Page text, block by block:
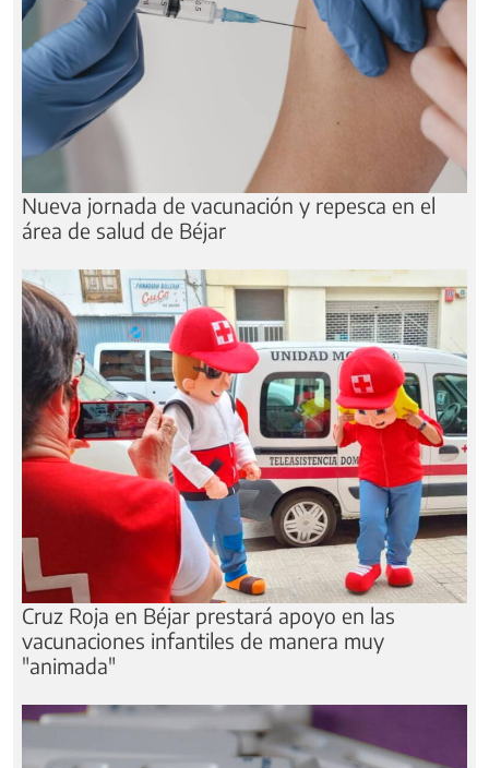
Nueva jornada de vacunación y repesca en el
área de salud de Béjar
Cruz Roja en Béjar prestará apoyo en las
vacunaciones infantiles de manera muy
"animada"